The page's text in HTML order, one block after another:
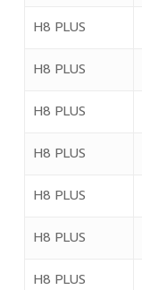
H8 PLUS
H8 PLUS
H8 PLUS
H8 PLUS
H8 PLUS
H8 PLUS
H8 PLUS